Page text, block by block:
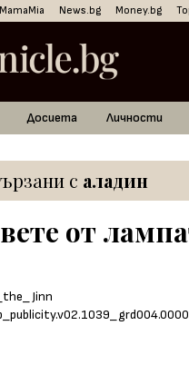
MamaMia News.bg Money.bg
Досиета Личности
с аладин
от